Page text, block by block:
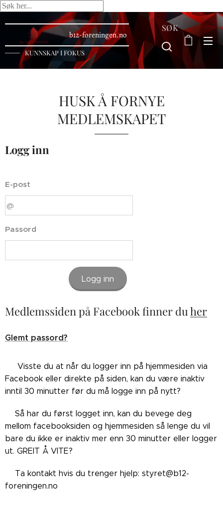
b12-foreningen.no
KUNNSKAP I FOKUS
SØK
HUSK Å FORNYE
MEDLEMSKAPET
Logg inn
E-post
Passord
Logg inn
Medlemssiden på Facebook finner duher
Glemt passord?
👉🏼Visste du at når du logger inn på hjemmesiden via
Facebook eller direkte på siden, kan du være inaktiv
inntil 30 minutter før du må logge inn på nytt?
👉🏼Så har du først logget inn, kan du bevege deg
mellom facebooksiden og hjemmesiden så lenge du vil
bare du ikke er inaktiv mer enn 30 minutter eller logger
ut. GREIT Å VITE?
👉🏼Ta kontakt hvis du trenger hjelp: styret@b12-
foreningen.no